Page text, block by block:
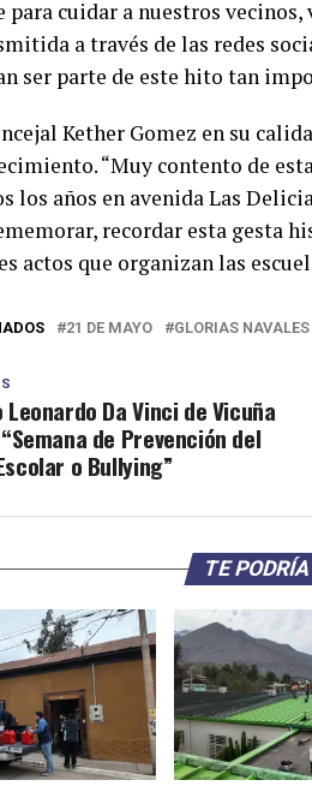
para cuidar a nuestros
a través de las redes
ser parte de este hito tan
Kether Gomez en su
“Muy contento de
los años en avenida Las
recordar esta gesta
actos que organizan las
21 DE MAYO GLORIAS NAVALES
Leonardo Da Vinci de Vicuña
de Prevención del
o Bullying”
TE